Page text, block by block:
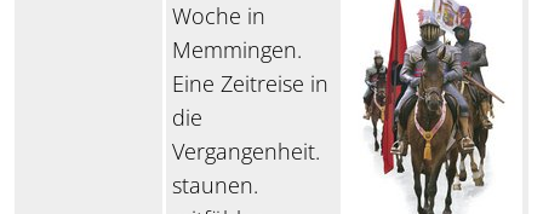
Woche in
Memmingen.
Eine Zeitreise in
die
Vergangenheit.
staunen.